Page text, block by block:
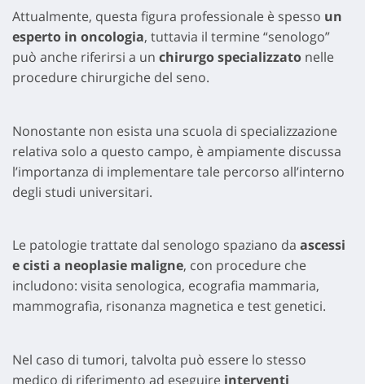
Attualmente, questa figura professionale è spesso un
esperto in oncologia, tuttavia il termine “senologo”
può anche riferirsi a un chirurgo specializzato nelle
procedure chirurgiche del seno.
Nonostante non esista una scuola di specializzazione
relativa solo a questo campo, è ampiamente discussa
l’importanza di implementare tale percorso all’interno
degli studi universitari.
Le patologie trattate dal senologo spaziano da ascessi
e cisti a neoplasie maligne, con procedure che
includono: visita senologica, ecografia mammaria,
mammografia, risonanza magnetica e test genetici.
Nel caso di tumori, talvolta può essere lo stesso
medico di riferimento ad eseguire interventi